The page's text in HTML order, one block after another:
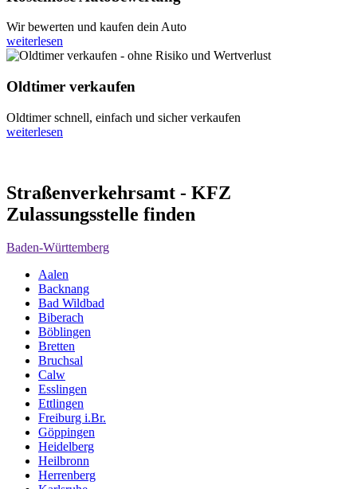
Wir bewerten und kaufen dein Auto
weiterlesen
Oldtimer verkaufen
Oldtimer schnell, einfach und sicher verkaufen
weiterlesen
Straßenverkehrsamt - KFZ
Zulassungsstelle finden
Baden-Württemberg
Aalen
Backnang
Bad Wildbad
Biberach
Böblingen
Bretten
Bruchsal
Calw
Esslingen
Ettlingen
Freiburg i.Br.
Göppingen
Heidelberg
Heilbronn
Herrenberg